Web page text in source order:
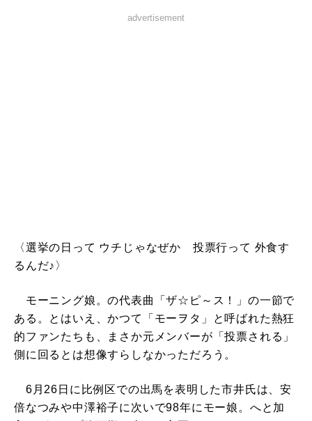
advertisement
〈選挙の日って ウチじゃなぜか 投票行って 外食す
るんだ♪〉
モーニング娘。の代表曲「ザ☆ピ～ス！」の一節で
ある。とはいえ、かつて「モーヲタ」と呼ばれた熱狂
的ファンたちも、まさか元メンバーが「投票される」
側に回るとは想像すらしなかっただろう。
6月26日に比例区での出馬を表明した市井氏は、安
倍なつみや中澤裕子に次いで98年にモー娘。へと加